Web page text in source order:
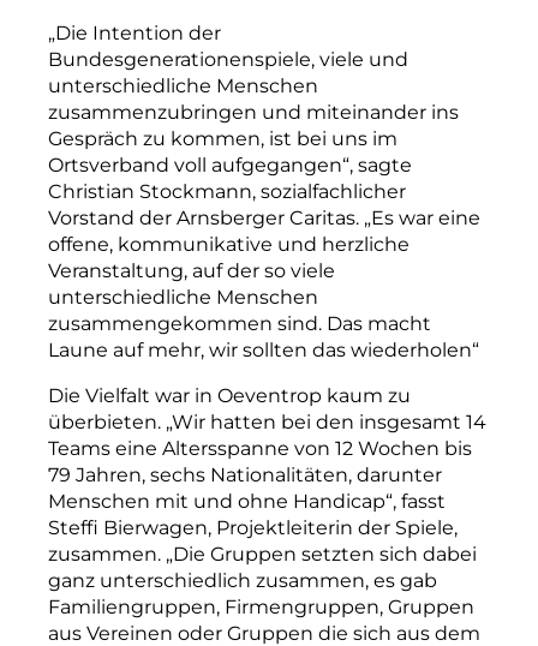
„Die Intention der
Bundesgenerationenspiele, viele und
unterschiedliche Menschen
zusammenzubringen und miteinander ins
Gespräch zu kommen, ist bei uns im
Ortsverband voll aufgegangen“, sagte
Christian Stockmann, sozialfachlicher
Vorstand der Arnsberger Caritas. „Es war eine
offene, kommunikative und herzliche
Veranstaltung, auf der so viele
unterschiedliche Menschen
zusammengekommen sind. Das macht
Laune auf mehr, wir sollten das wiederholen“
Die Vielfalt war in Oeventrop kaum zu
überbieten. „Wir hatten bei den insgesamt 14
Teams eine Altersspanne von 12 Wochen bis
79 Jahren, sechs Nationalitäten, darunter
Menschen mit und ohne Handicap“, fasst
Steffi Bierwagen, Projektleiterin der Spiele,
zusammen. „Die Gruppen setzten sich dabei
ganz unterschiedlich zusammen, es gab
Familiengruppen, Firmengruppen, Gruppen
aus Vereinen oder Gruppen die sich aus dem